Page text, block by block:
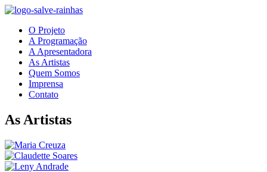
O Projeto
A Programação
A Apresentadora
As Artistas
Quem Somos
Imprensa
Contato
As Artistas